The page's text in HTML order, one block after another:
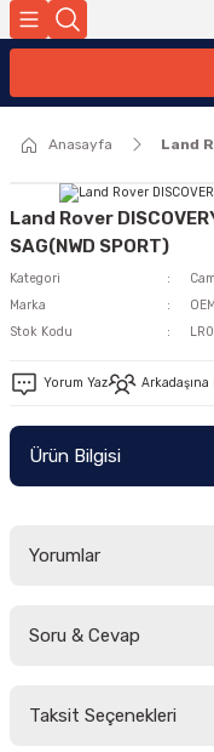
Anasayfa Land
Land Rover
SAG(NWD SPORT)
Kategori
Marka
OEM
Stok Kodu
Yorum Yaz Arkadaşına
Ürün Bilgisi
Yorumlar
Soru & Cevap
Taksit Seçenekleri